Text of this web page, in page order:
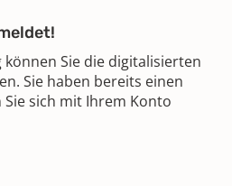
Sie die digitalisierten
Sie haben bereits einen
sich mit Ihrem Konto